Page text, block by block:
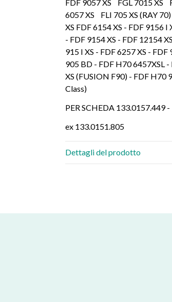
FDF 9057 XS FGL 7015 XS
6057 XS FLI 705 XS (RAY
XS FDF 6154 XS - FDF 9156 I
- FDF 9154 XS - FDF 12154
915 I XS - FDF 6257 XS -
905 BD - FDF H70 6457XSL -
XS (FUSION F90) - FDF H70
Class)
PER SCHEDA 133.0157.449
ex 133.0151.805
Dettagli del prodotto